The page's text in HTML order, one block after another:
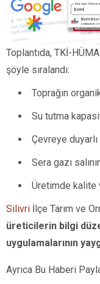
Toplantıda, TKİ-
şöyle sıralandı:
Toprağın
Su tutma
Çevreye
Sera gazı
Üretimde kalite
Silivri İlçe Tarım ve
üreticilerin bilgi
uygulamalarının
Ayrıca Bu Haberi